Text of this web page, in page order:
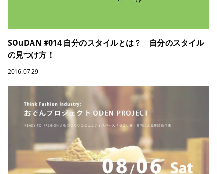
SOuDAN #014 自分のスタイルとは？ 自分のスタイル
の見つけ方！
2016.07.29